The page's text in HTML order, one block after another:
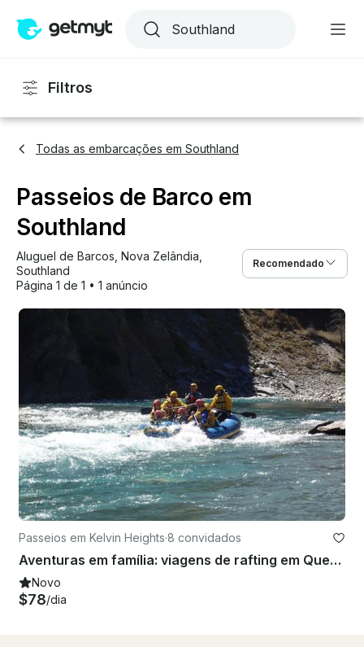
Filtros
Todas as embarcações em Southland
Passeios de Barco em
Southland
Aluguel de Barcos Nova Zelândia
Southland
Página 1 de 1 • 1 anúncio
Recomendado
Passeios em Kelvin Heights·8 convidados
Aventuras em família: viagens de rafting em Queenstown
Novo
$78/dia